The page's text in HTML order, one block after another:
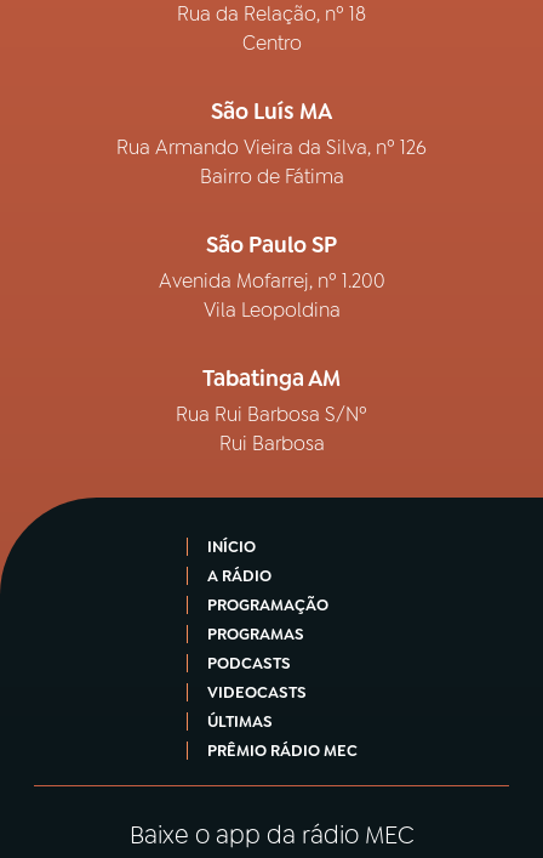
Rua da Relação, nº 18
Centro
São Luís MA
Rua Armando Vieira da Silva, nº 126
Bairro de Fátima
São Paulo SP
Avenida Mofarrej, nº 1.200
Vila Leopoldina
Tabatinga AM
Rua Rui Barbosa S/Nº
Rui Barbosa
INÍCIO
A RÁDIO
PROGRAMAÇÃO
PROGRAMAS
PODCASTS
VIDEOCASTS
ÚLTIMAS
PRÊMIO RÁDIO MEC
Baixe o app da rádio MEC